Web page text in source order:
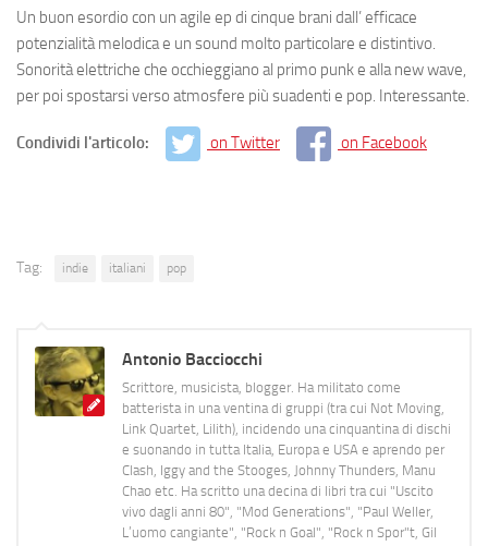
Un buon esordio con un agile ep di cinque brani dall’ efficace
potenzialità melodica e un sound molto particolare e distintivo.
Sonorità elettriche che occhieggiano al primo punk e alla new wave,
per poi spostarsi verso atmosfere più suadenti e pop. Interessante.
Condividi l'articolo: on Twitter on Facebook
Tag: indie italiani pop
Antonio Bacciocchi
Scrittore, musicista, blogger. Ha militato come
batterista in una ventina di gruppi (tra cui Not Moving,
Link Quartet, Lilith), incidendo una cinquantina di dischi
e suonando in tutta Italia, Europa e USA e aprendo per
Clash, Iggy and the Stooges, Johnny Thunders, Manu
Chao etc. Ha scritto una decina di libri tra cui "Uscito
vivo dagli anni 80", "Mod Generations", "Paul Weller,
L’uomo cangiante", "Rock n Goal", "Rock n Spor"t, Gil